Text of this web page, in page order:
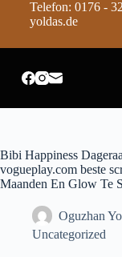
n
p
r
i
Telefon: 0176 -
yoldas.de
Bibi Happiness
vogueplay.com beste
Maanden En Glow Te
Oguzhan
Uncategorized